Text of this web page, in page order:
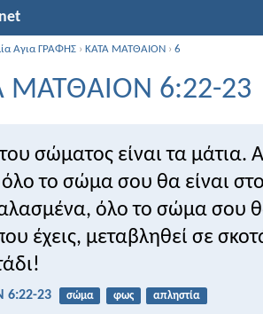
Αγια ΓΡΑΦΗΣ ›ΚΑΤΑ ΜΑΤΘΑΙΟΝ ›6
ΜΑΤΘΑΙΟΝ 6:22-23
σώματος είναι τα μάτια.
όλο το σώμα σου θα είναι
όλο το σώμα σου
έχεις, μεταβληθεί σε
6:22-23 σώμα φως απληστία